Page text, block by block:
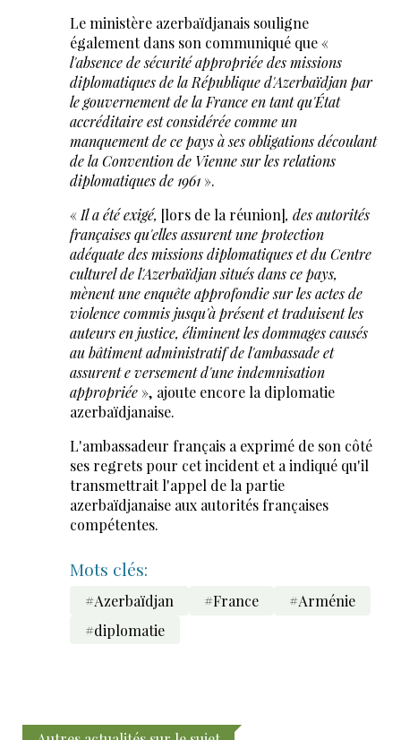
Le ministère azerbaïdjanais souligne
également dans son communiqué que «
l'absence de sécurité appropriée des missions
diplomatiques de la République d'Azerbaïdjan par
le gouvernement de la France en tant qu'État
accréditaire est considérée comme un
manquement de ce pays à ses obligations découlant
de la Convention de Vienne sur les relations
diplomatiques de 1961».
«Il a été exigé, [lors de la réunion], des autorités
françaises qu'elles assurent une protection
adéquate des missions diplomatiques et du Centre
culturel de l'Azerbaïdjan situés dans ce pays,
mènent une enquête approfondie sur les actes de
violence commis jusqu'à présent et traduisent les
auteurs en justice, éliminent les dommages causés
au bâtiment administratif de l'ambassade et
assurent e versement d'une indemnisation
appropriée», ajoute encore la diplomatie
azerbaïdjanaise.
L'ambassadeur français a exprimé de son côté
ses regrets pour cet incident et a indiqué qu'il
transmettrait l'appel de la partie
azerbaïdjanaise aux autorités françaises
compétentes.
Mots clés:
#Azerbaïdjan #France
#Arménie
#diplomatie